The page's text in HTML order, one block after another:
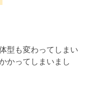
型も変わってしまい
かってしまいまし